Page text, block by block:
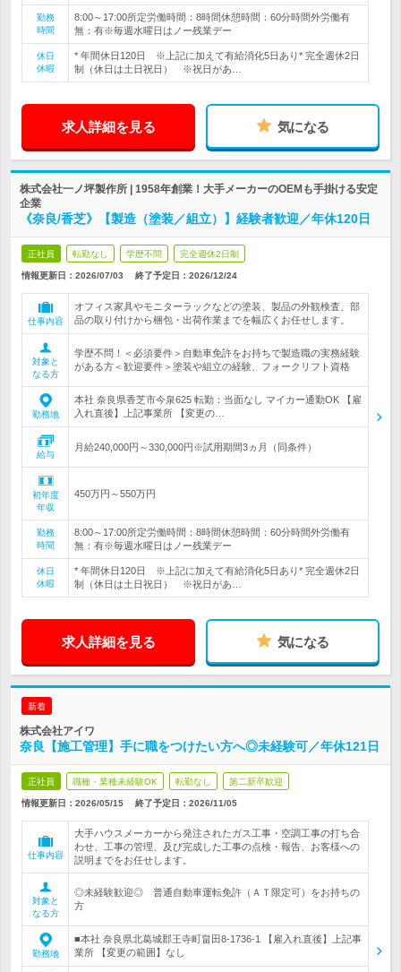
勤務
時間
8:00～17:00所定労働時間：8時間休憩時間：60分時間外労働有
無：有※毎週水曜日はノー残業デー
休日
休暇
* 年間休日120日 ※上記に加えて有給消化5日あり* 完全週休2日
制（休日は土日祝日） ※祝日があ…
求人詳細を見る 気になる
株式会社一ノ坪製作所 | 1958年創業！大手メーカーのOEMも手掛ける安定
企業
《奈良/香芝》【製造（塗装／組立）】経験者歓迎／年休120日
正社員 転勤なし 学歴不問 完全週休2日制
情報更新日：2026/07/03 終了予定日： 2026/12/24
仕事内容
オフィス家具やモニターラックなどの塗装、製品の外観検査、部
品の取り付けから梱包・出荷作業までを幅広くお任せします。
対象と
なる方
学歴不問！＜必須要件＞自動車免許をお持ちで製造職の実務経験
がある方＜歓迎要件＞塗装や組立の経験、フォークリフト資格
勤務地
本社 奈良県香芝市今泉625 転勤：当面なし マイカー通勤OK 【雇
入れ直後】上記事業所 【変更の…
給与
月給240,000円～330,000円※試用期間3ヵ月（同条件）
初年度
年収
450万円～550万円
勤務
時間
8:00～17:00所定労働時間：8時間休憩時間：60分時間外労働有
無：有※毎週水曜日はノー残業デー
休日
休暇
* 年間休日120日 ※上記に加えて有給消化5日あり* 完全週休2日
制（休日は土日祝日） ※祝日があ…
求人詳細を見る 気になる
新着
株式会社アイワ
奈良【施工管理】手に職をつけたい方へ◎未経験可／年休121日
正社員 職種・業種未経験OK 転勤なし 第二新卒歓迎
情報更新日：2026/05/15 終了予定日： 2026/11/05
仕事内容
大手ハウスメーカーから発注されたガス工事・空調工事の打ち合
わせ、工事の管理、及び完成した工事の点検・報告、お客様への
説明までをお任せします。
対象と
なる方
◎未経験歓迎◎ 普通自動車運転免許（ＡＴ限定可）をお持ちの
方
勤務地
■本社 奈良県北葛城郡王寺町畠田8-1736-1 【雇入れ直後】上記事
業所 【変更の範囲】なし